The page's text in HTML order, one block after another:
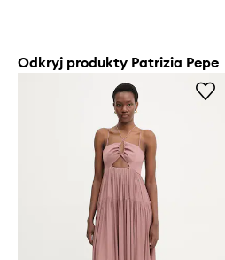
Odkryj produkty Patrizia Pepe